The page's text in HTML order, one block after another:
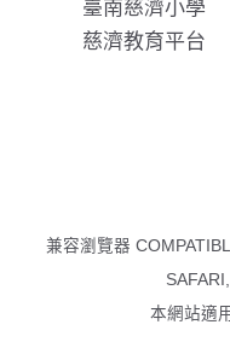
臺南慈濟小學
慈濟教育平台
兼容瀏覽器
本網站適